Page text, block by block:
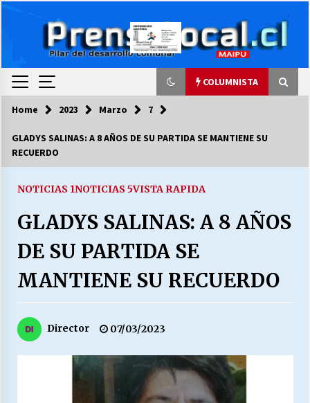
COLUMNISTA
COLUMNISTA
03/08/2026
LA DC POR SIEMPRE.RECORDANDO 69 AÑOS DE
28/07/2026
“ORGULLOSOS DE SER DC” SALUDA EL
13/07/2026
Home 2023 Marzo 7
GLADYS SALINAS: A 8 AÑOS DE SU PARTIDA SE MANTIENE SU
RECUERDO
NOTICIAS 1NOTICIAS 5VISTA RAPIDA
GLADYS SALINAS: A 8 AÑOS
DE SU PARTIDA SE
MANTIENE SU RECUERDO
Director 07/03/2023